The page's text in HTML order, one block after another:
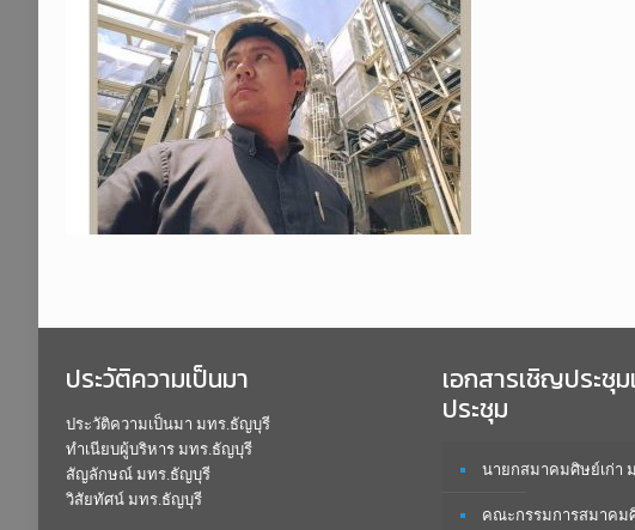
ประวัติความเป็นมา
ประวัติความเป็นมา มทร.ธัญบุรี
ทำเนียบผู้บริหาร มทร.ธัญบุรี
สัญลักษณ์ มทร.ธัญบุรี
วิสัยทัศน์ มทร.ธัญบุรี
เอกสารเชิญประชุ
ประชุม
นายกสมาคมศิษย์เก่า
คณะกรรมการสมาคม